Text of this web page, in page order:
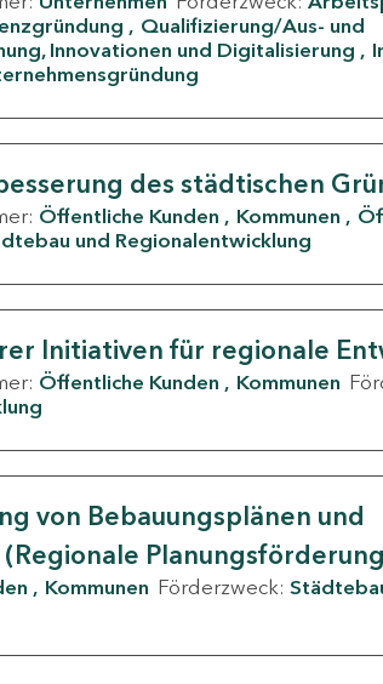
Qualifizierung/Aus- und
Innovationen und Digitalisierung
des städtischen
Öffentliche Kunden Kommunen
und Regionalentwicklung
Initiativen für regionale
Öffentliche Kunden Kommunen
von Bebauungsplänen und
Kommunen Förderzweck: